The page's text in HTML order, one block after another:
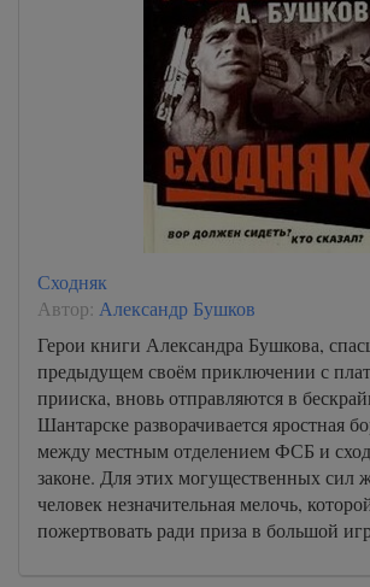
Сходняк
Автор: Александр Бушков
Герои книги Александра Бушкова,
предыдущем своём приключении с
прииска, вновь отправляются в
Шантарске разворачивается яростная
между местным отделением ФСБ и
законе. Для этих могущественных сил
человек незначительная мелочь,
пожертвовать ради приза в большой